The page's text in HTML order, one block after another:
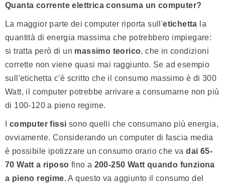
Quanta corrente elettrica consuma un computer?
La maggior parte dei computer riporta sull'etichetta la
quantità di energia massima che potrebbero impiegare:
si tratta però di un massimo teorico, che in condizioni
corrette non viene quasi mai raggiunto. Se ad esempio
sull'etichetta c'è scritto che il consumo massimo è di 300
Watt, il computer potrebbe arrivare a consumarne non più
di 100-120 a pieno regime.
computer fissi sono quelli che consumano più energia,
ovviamente. Considerando un computer di fascia media
è possibile ipotizzare un consumo orario che vadai 65-
70 Watt a riposo fino a 200-250 Watt quando funziona
a pieno regime. A questo va aggiunto il consumo del